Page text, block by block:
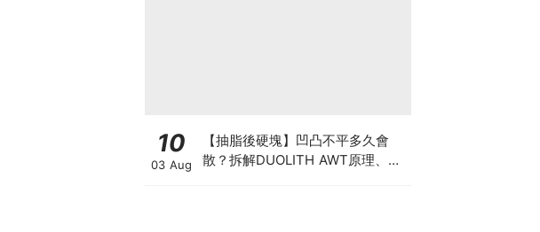
10
03 Aug
【抽脂後硬塊】凹凸不平多久會
散？拆解DUOLITH AWT原理、按